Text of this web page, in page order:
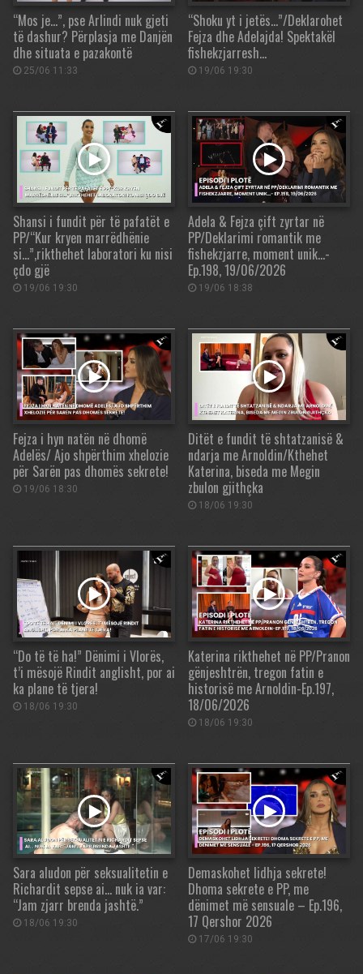
“Mos je…”, pse Arlindi nuk gjeti
të dashur? Përplasja me Danjën
dhe situata e pazakontë
25/06 11:33
“Shoku yt i jetës…”/Deklarohet
Fejza dhe Adelajda! Spektakël
fishekzjarresh…
19/06 19:30
Shansi i fundit për të pafatët e
PP/“Kur kryen marrëdhënie
si…”,rikthehet laboratori ku nisi
çdo gjë
19/06 19:30
Adela & Fejza çift zyrtar në
PP/Deklarimi romantik me
fishekzjarre, moment unik…-
Ep.198, 19/06/2026
19/06 18:38
Fejza i hyn natën në dhomë
Adelës/ Ajo shpërthim xhelozie
për Sarën pas dhomës sekrete!
19/06 18:30
Ditët e fundit të shtatzanisë &
ndarja me Arnoldin/Kthehet
Katerina, biseda me Megin
zbulon gjithçka
18/06 19:30
“Do të të ha!” Dënimi i Vlorës,
t’i mësojë Rindit anglisht, por ai
ka plane të tjera!
18/06 19:30
Katerina rikthehet në PP/Pranon
gënjeshtrën, tregon fatin e
historisë me Arnoldin-Ep.197,
18/06/2026
18/06 19:30
Sara aludon për seksualitetin e
Richardit sepse ai… nuk ia var:
“Jam zjarr brenda jashtë.”
18/06 19:30
Demaskohet lidhja sekrete!
Dhoma sekrete e PP, me
dënimet më sensuale – Ep.196,
17 Qershor 2026
17/06 19:30